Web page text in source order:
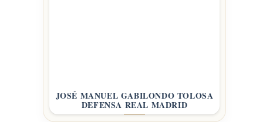
JOSÉ MANUEL GABILONDO TOLOSA
DEFENSA REAL MADRID